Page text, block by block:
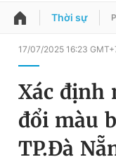
QUẢNG CÁO
Chuyên mục
Chuyên mục khác
Đổi mật khẩu
Tin đã lưu
Thời sự
17/07/2025 16:23
Xác định
đổi màu
TP.Đà